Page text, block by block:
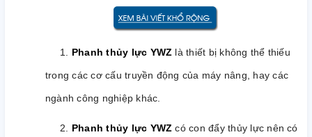
1. Phanh thủy lực YWZ là thiết bị không thể thiếu
trong các cơ cấu truyền động của máy nâng, hay các
ngành công nghiệp khác.
2. Phanh thủy lực YWZ có con đẩy thủy lực nên có